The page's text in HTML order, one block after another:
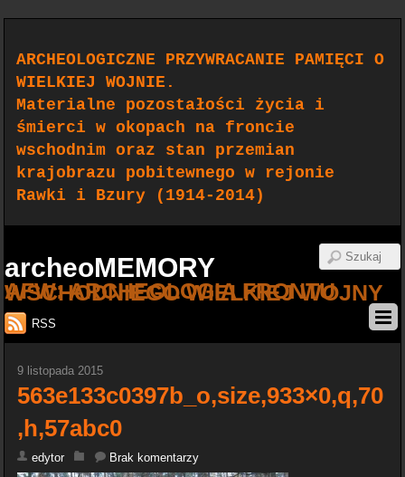
ARCHEOLOGICZNE PRZYWRACANIE PAMIĘCI O
WIELKIEJ WOJNIE.
Materialne pozostałości życia i
śmierci w okopach na froncie
wschodnim oraz stan przemian
krajobrazu pobitewnego w rejonie
Rawki i Bzury (1914-2014)
archeoMEMORY
AFW: ARCHEOLOGIA FRONTU WSCHODNIEGO WIELKIEJ WOJNY
RSS
9 listopada 2015
563e133c0397b_o,size,933×0,q,70
,h,57abc0
edytor Brak komentarzy